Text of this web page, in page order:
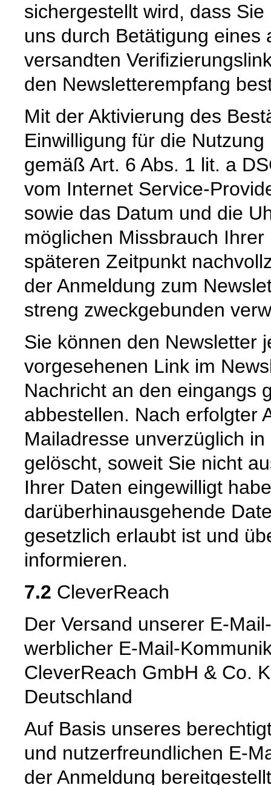
sichergestellt wird, dass
uns durch Betätigung
versandten
den Newsletterempfang
Mit der Aktivierung des
Einwilligung für die
gemäß Art. 6 Abs. 1 lit. a
vom Internet Service-
sowie das Datum und die
möglichen Missbrauch
späteren Zeitpunkt
der Anmeldung zum
streng zweckgebunden
Sie können den Newsletter
vorgesehenen Link im
Nachricht an den eingangs
abbestellen. Nach erfolgter
Mailadresse unverzüglich
gelöscht, soweit Sie nicht
Ihrer Daten eingewilligt
darüberhinausgehende
gesetzlich erlaubt ist und
informieren.
7.2 CleverReach
Der Versand unserer E-
werblicher E-Mail-
CleverReach GmbH & Co.
Deutschland
Auf Basis unseres
und nutzerfreundlichen E-
der Anmeldung